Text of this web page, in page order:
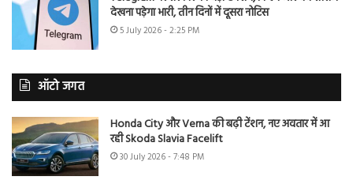
देखना पड़ेगा भारी, तीन दिनों में दूसरा नोटिस
5 July 2026 - 2:25 PM
ऑटो जगत
Honda City और Verna की बढ़ी टेंशन, नए अवतार में आ
रही Skoda Slavia Facelift
30 July 2026 - 7:48 PM